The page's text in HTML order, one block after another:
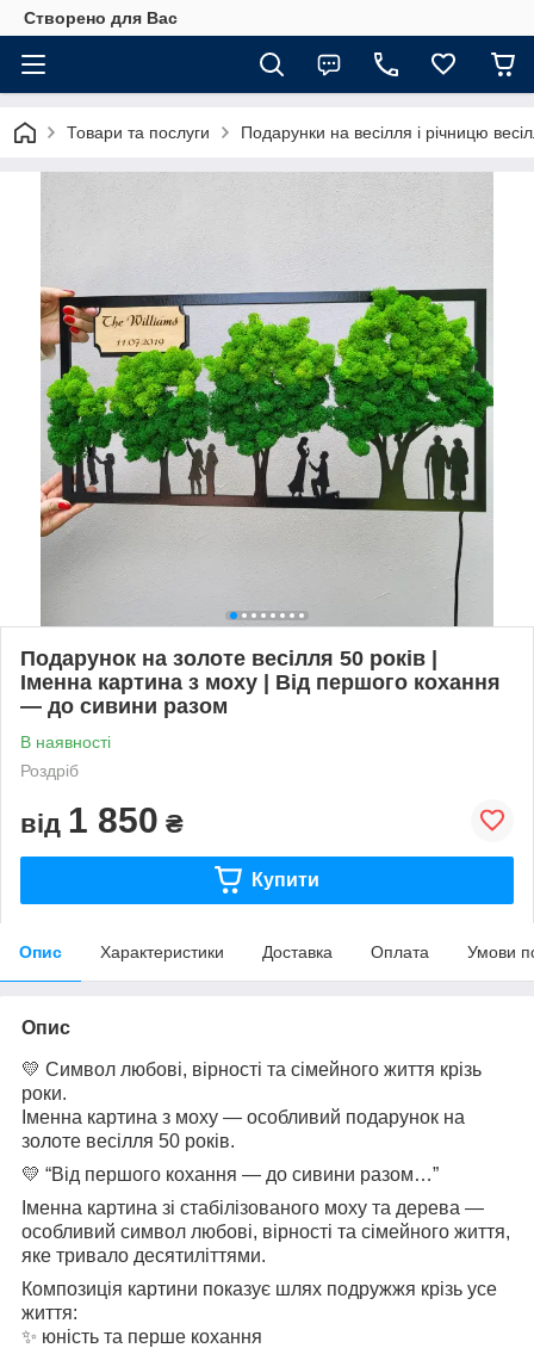
Створено для Вас
Товари та послуги Подарунки на весілля і річницю
Подарунок на золоте весілля 50 років |
Іменна картина з моху | Від першого кохання
— до сивини разом
В наявності
Роздріб
від 1 850 ₴
Купити
Опис Характеристики Доставка Оплата Умови
Опис
💛 Символ любові, вірності та сімейного життя крізь
роки.
Іменна картина з моху — особливий подарунок на
золоте весілля 50 років.
💛 “Від першого кохання — до сивини разом…”
Іменна картина зі стабілізованого моху та дерева —
особливий символ любові, вірності та сімейного життя,
яке тривало десятиліттями.
Композиція картини показує шлях подружжя крізь усе
життя:
✨ юність та перше кохання